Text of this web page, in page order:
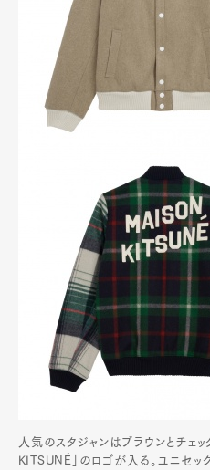
人気のスタジャンはブラウンとチェ
KITSUNÉ」のロゴが入る。ユニセッ